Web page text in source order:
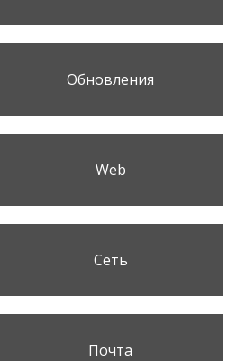
Обновления
Web
Сеть
Почта